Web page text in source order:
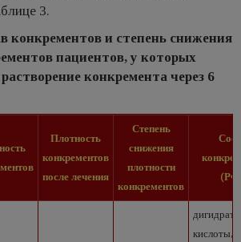
3.
конкрементов и степень снижения
пациентов, у которых
конкремента через 6
Плотность
конкрементов
после лечения
Степень
снижения
плотности
конкрементов
дигидрат
кислоты,